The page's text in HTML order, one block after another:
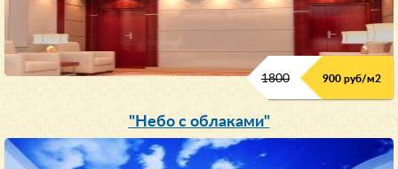
1800 900 руб/м2
"Небо с облаками"